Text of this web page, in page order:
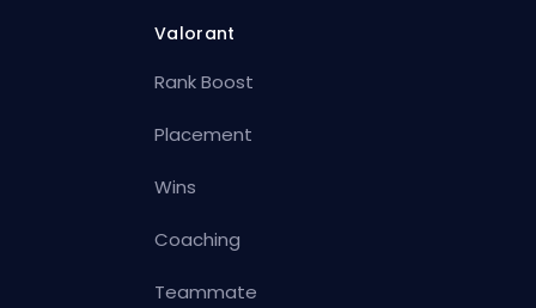
Valorant
Rank Boost
Placement
Wins
Coaching
Teammate